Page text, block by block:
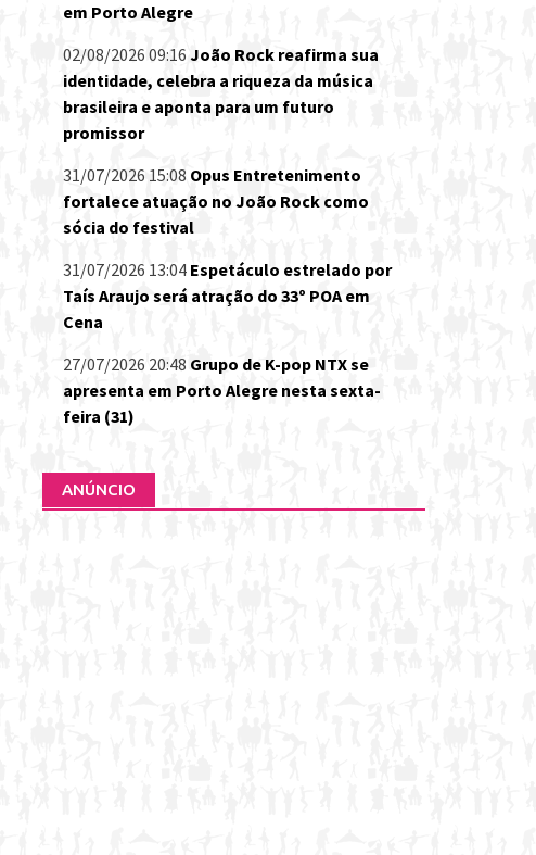
em Porto Alegre
02/08/2026 09:16 João Rock reafirma sua
identidade, celebra a riqueza da música
brasileira e aponta para um futuro
promissor
31/07/2026 15:08 Opus Entretenimento
fortalece atuação no João Rock como
sócia do festival
31/07/2026 13:04 Espetáculo estrelado por
Taís Araujo será atração do 33º POA em
Cena
27/07/2026 20:48 Grupo de K-pop NTX se
apresenta em Porto Alegre nesta sexta-
feira (31)
ANÚNCIO